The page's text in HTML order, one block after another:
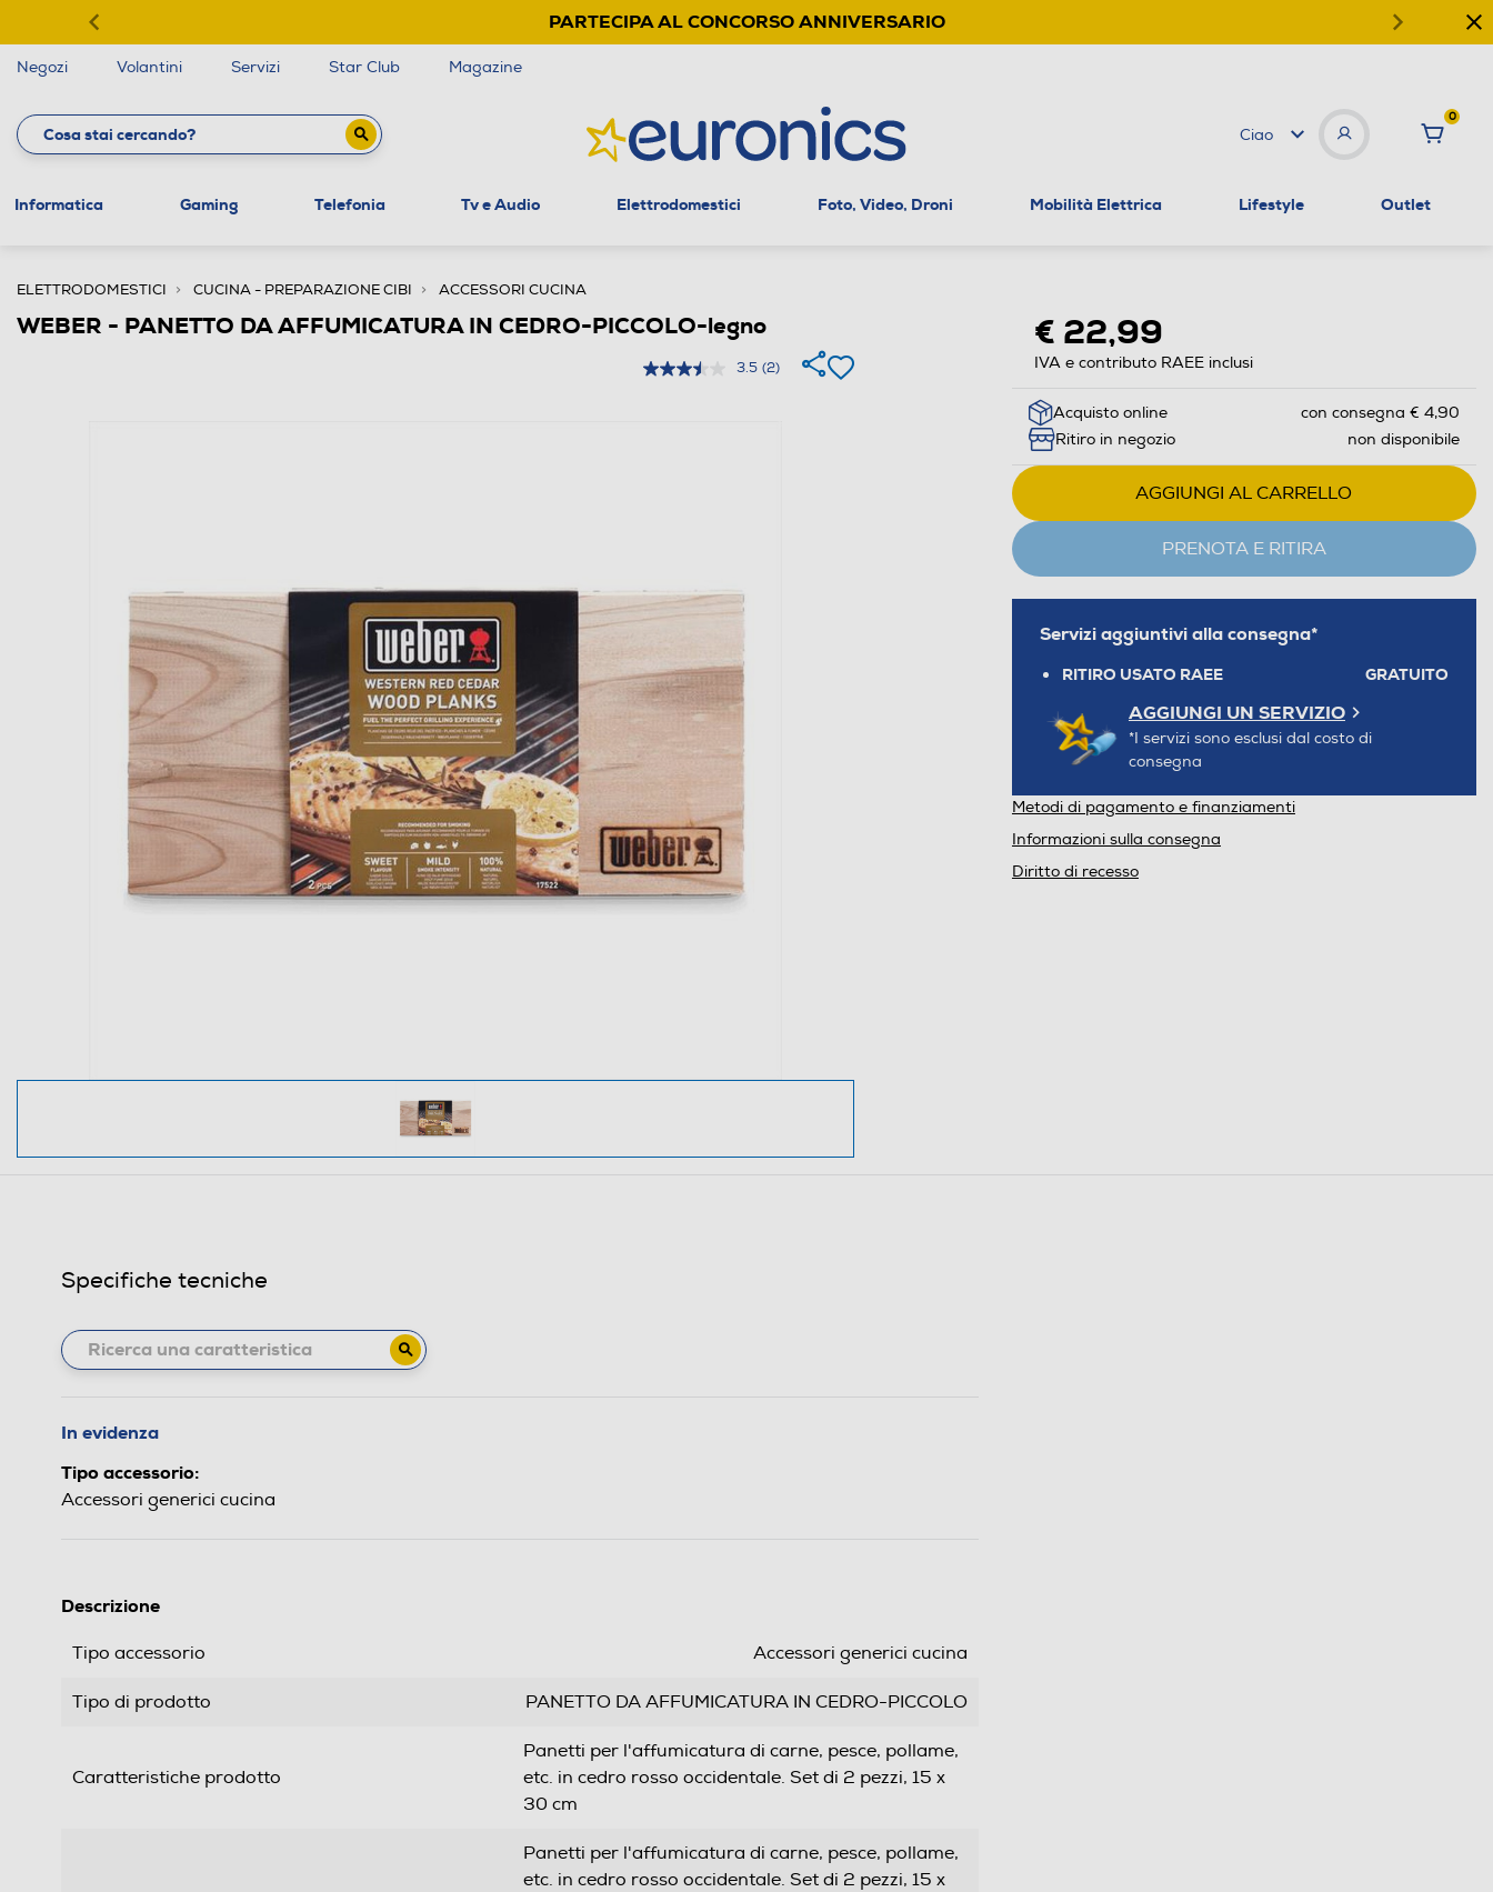
PARTECIPA AL CONCORSO ANNIVERSARIO
Negozi Volantini Servizi Star Club Magazine
Ciao
0
Informatica Gaming Telefonia Tv e Audio Elettrodomestici Foto, Video, Droni Mobilità Elettrica Lifestyle Outlet
ELETTRODOMESTICI CUCINA - PREPARAZIONE CIBI ACCESSORI CUCINA
WEBER - PANETTO DA AFFUMICATURA IN CEDRO-PICCOLO-legno
3.5 (2)
€ 22,99
IVA e contributo RAEE inclusi
Acquisto online
con consegna € 4,90
Ritiro in negozio
non disponibile
AGGIUNGI AL CARRELLO
PRENOTA E RITIRA
Servizi aggiuntivi alla consegna*
RITIRO USATO RAEE GRATUITO
AGGIUNGI UN SERVIZIO
*I servizi sono esclusi dal costo di
consegna
Metodi di pagamento e finanziamenti
Informazioni sulla consegna
Diritto di recesso
Specifiche tecniche
In evidenza
Tipo accessorio:
Accessori generici cucina
Descrizione
Tipo accessorio Accessori generici cucina
Tipo di prodotto PANETTO DA AFFUMICATURA IN CEDRO-PICCOLO
Caratteristiche prodotto
Panetti per l'affumicatura di carne, pesce, pollame,
etc. in cedro rosso occidentale. Set di 2 pezzi, 15 x
30 cm
Panetti per l'affumicatura di carne, pesce, pollame,
etc. in cedro rosso occidentale. Set di 2 pezzi, 15 x